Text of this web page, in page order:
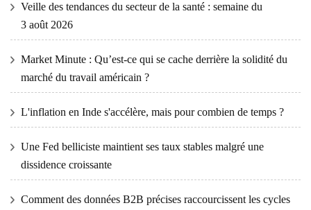
Veille des tendances du secteur de la santé : semaine du
3 août 2026
Market Minute : Qu’est-ce qui se cache derrière la solidité du
marché du travail américain ?
L'inflation en Inde s'accélère, mais pour combien de temps ?
Une Fed belliciste maintient ses taux stables malgré une
dissidence croissante
Comment des données B2B précises raccourcissent les cycles